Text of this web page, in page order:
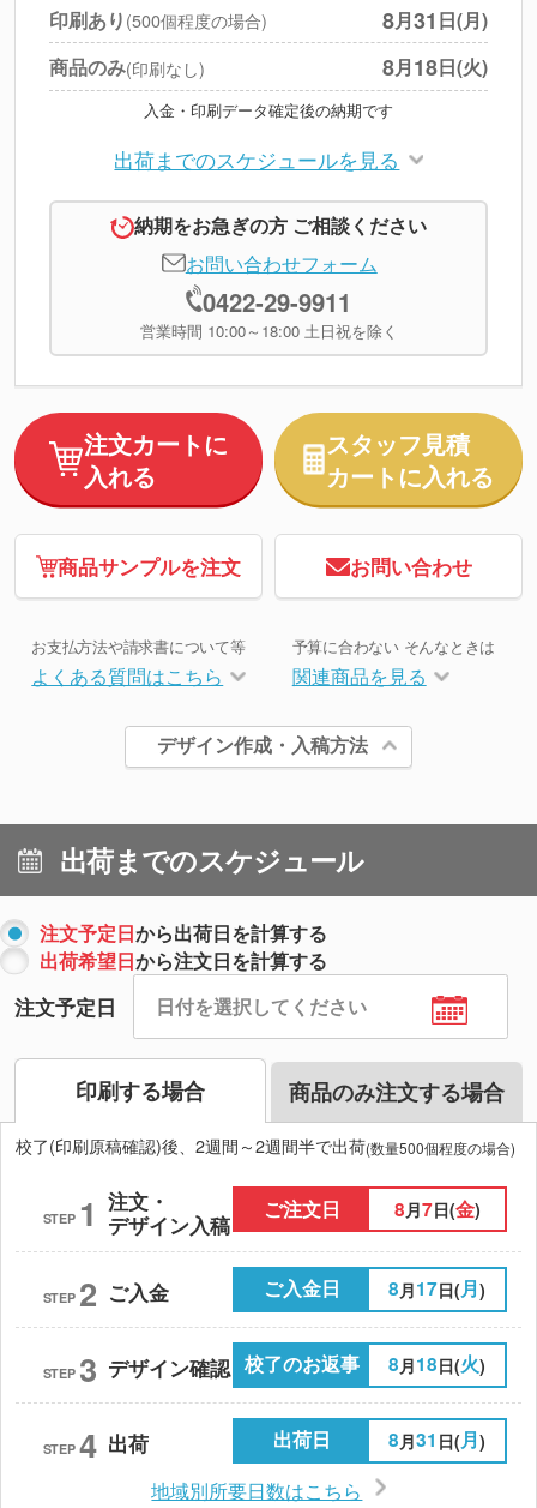
※上記小計は税別です
印刷あり (500個程度の場合) 8月31 日(月)
商品のみ(印刷なし) 8月18日(火)
入金・印刷データ確定後の納期です
出荷までのスケジュールを見る
納期をお急ぎの方 ご相談ください
お問い合わせフォーム
0422-29-9911
営業時間 10:00～18:00 土日祝を除く
注文カートに
入れる
スタッフ見積
カートに入れる
商品サンプルを注文 お問い合わせ
お支払方法や請求書について等
よくある質問はこちら
予算に合わない そんなときは
関連商品を見る
デザイン作成・入稿方法
出荷までのスケジュール
注文予定日から出荷日を計算する
出荷希望日から注文日を計算する
注文予定日
印刷する場合 商品のみ注文する場合
校了(印刷原稿確認)後、2週間～2週間半で出荷(数量500個程度の場合)
STEP 1 注文・
デザイン入稿
ご注文日 8月7日(金)
STEP 2 ご入金 ご入金日 8 月17日(月)
STEP 3 デザイン確認 校了のお返事 8 月18日(火)
STEP 4 出荷 出荷日 8 月31 日(月)
地域別所要日数はこちら